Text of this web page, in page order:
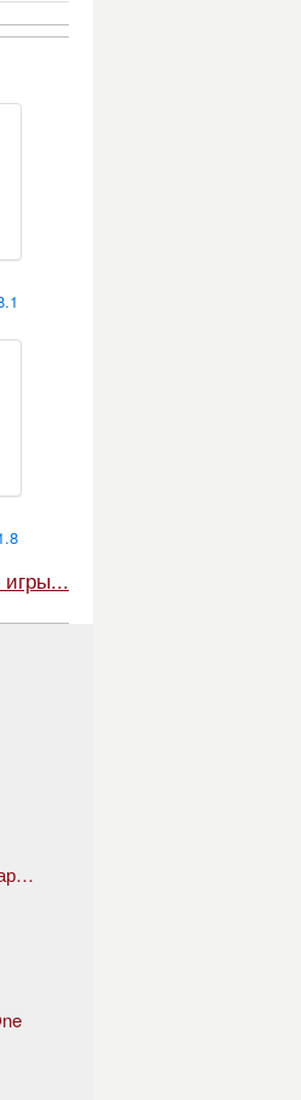
игры...
GTA 5 скоро представит казино, гонки в зданиях и торговлю наркотиками